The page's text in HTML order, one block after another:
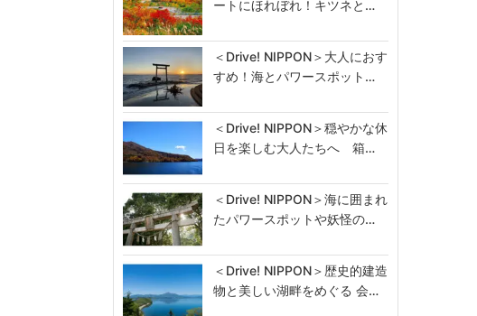
ートにほれぼれ！キツネと…
＜Drive! NIPPON＞大人におす
すめ！海とパワースポット…
＜Drive! NIPPON＞穏やかな休
日を楽しむ大人たちへ 箱…
＜Drive! NIPPON＞海に囲まれ
たパワースポットや妖怪の…
＜Drive! NIPPON＞歴史的建造
物と美しい湖畔をめぐる 会…